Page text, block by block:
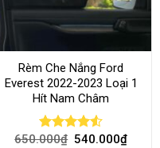
Rèm Che Nắng Ford
Everest 2022-2023 Loại 1
Hít Nam Châm
Rated4.51
650.000₫ 540.000₫